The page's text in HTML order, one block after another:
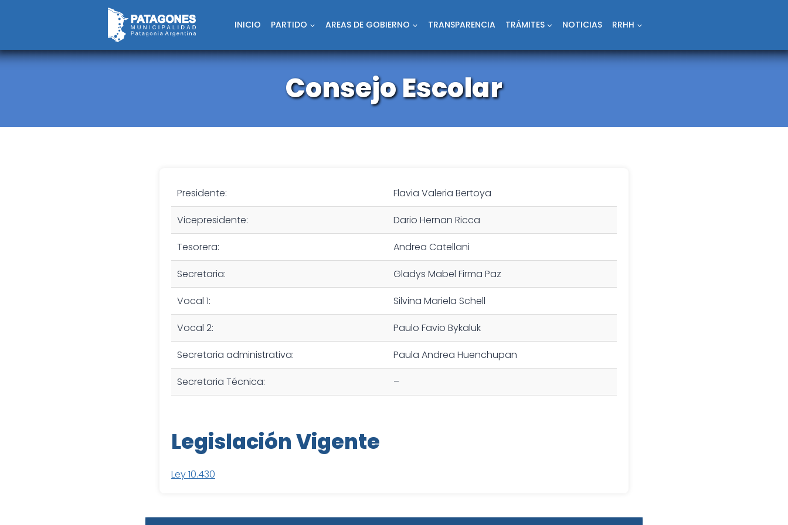
INICIO PARTIDO AREAS DE GOBIERNO TRANSPARENCIA TRÁMITES NOTICIAS RRHH
Consejo Escolar
Presidente:
Flavia Valeria Bertoya
Vicepresidente:
Dario Hernan Ricca
Tesorera:
Andrea Catellani
Secretaria:
Gladys Mabel Firma Paz
Vocal 1:
Silvina Mariela Schell
Vocal 2:
Paulo Favio Bykaluk
Secretaria administrativa:
Paula Andrea Huenchupan
Secretaria Técnica:
–
Legislación Vigente
Ley 10.430